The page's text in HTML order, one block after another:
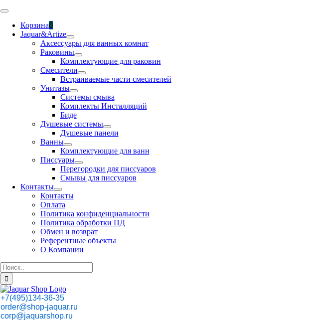
Skip
content
Toggle
NavigationКорзина0
Jaquar&Artize
Аксессуары для ванных комнат
Раковины
Комплектующие для раковин
Смесители
Встраиваемые части смесителей
Унитазы
Системы смыва
Комплекты Инсталляций
Биде
Душевые системы
Душевые панели
Ванны
Комплектующие для ванн
Писсуары
Перегородки для писсуаров
Смывы для писсуаров
Контакты
Контакты
Оплата
Политика конфиденциальности
Политика обработки ПД
Обмен и возврат
Референтные объекты
О Компании
Результат
поиска:
+7(495)134-36-35
order@shop-jaquar.ru
corp@jaquarshop.ru